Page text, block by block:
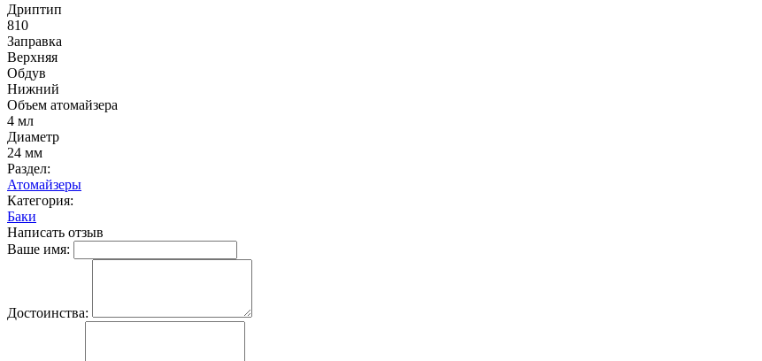
Дриптип
810
Заправка
Верхняя
Обдув
Нижний
Объем атомайзера
4 мл
Диаметр
24 мм
Раздел:
Атомайзеры
Категория:
Баки
Написать отзыв
Ваше имя:
Достоинства: